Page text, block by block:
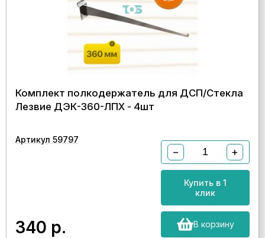
Комплект полкодержатель для ДСП/Стекла
Лезвие ДЭК-360-ЛПХ - 4шт
Артикул 59797
340 р.
− +
Купить в 1
клик
В корзину